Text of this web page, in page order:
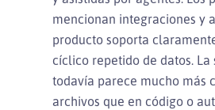
mencionan integraciones y
producto soporta
cíclico repetido de datos.
todavía parece mucho más
archivos que en código o